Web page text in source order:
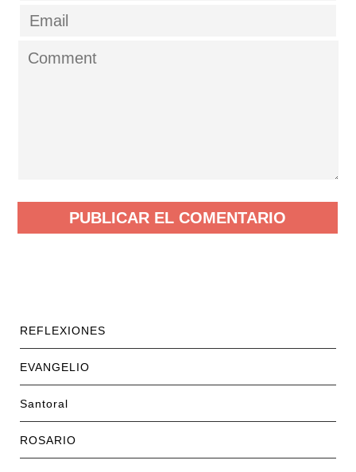
REFLEXIONES
EVANGELIO
Santoral
ROSARIO